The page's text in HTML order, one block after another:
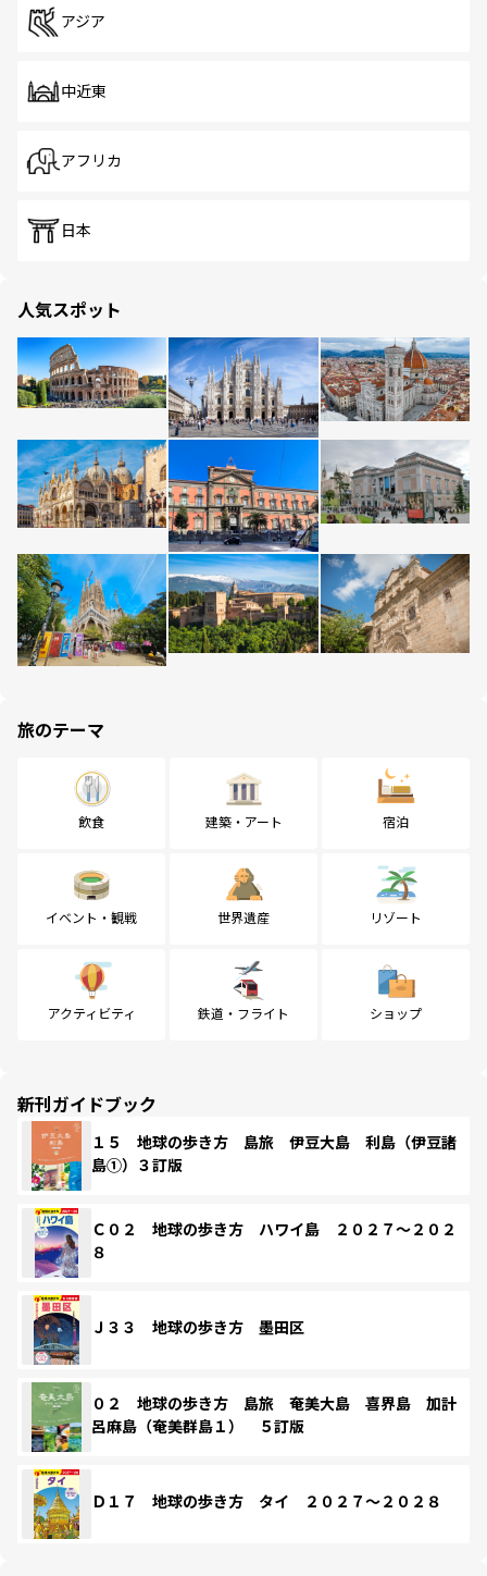
アジア
中近東
アフリカ
日本
人気スポット
旅のテーマ
飲食 建築・アート 宿泊
イベント・観戦 世界遺産 リゾート
アクティビティ 鉄道・フライト ショップ
新刊ガイドブック
１５ 地球の歩き方 島旅 伊豆大島 利島（伊豆諸
島①）３訂版
Ｃ０２ 地球の歩き方 ハワイ島 ２０２７～２０２
８
Ｊ３３ 地球の歩き方 墨田区
０２ 地球の歩き方 島旅 奄美大島 喜界島 加計
呂麻島（奄美群島１） ５訂版
Ｄ１７ 地球の歩き方 タイ ２０２７～２０２８